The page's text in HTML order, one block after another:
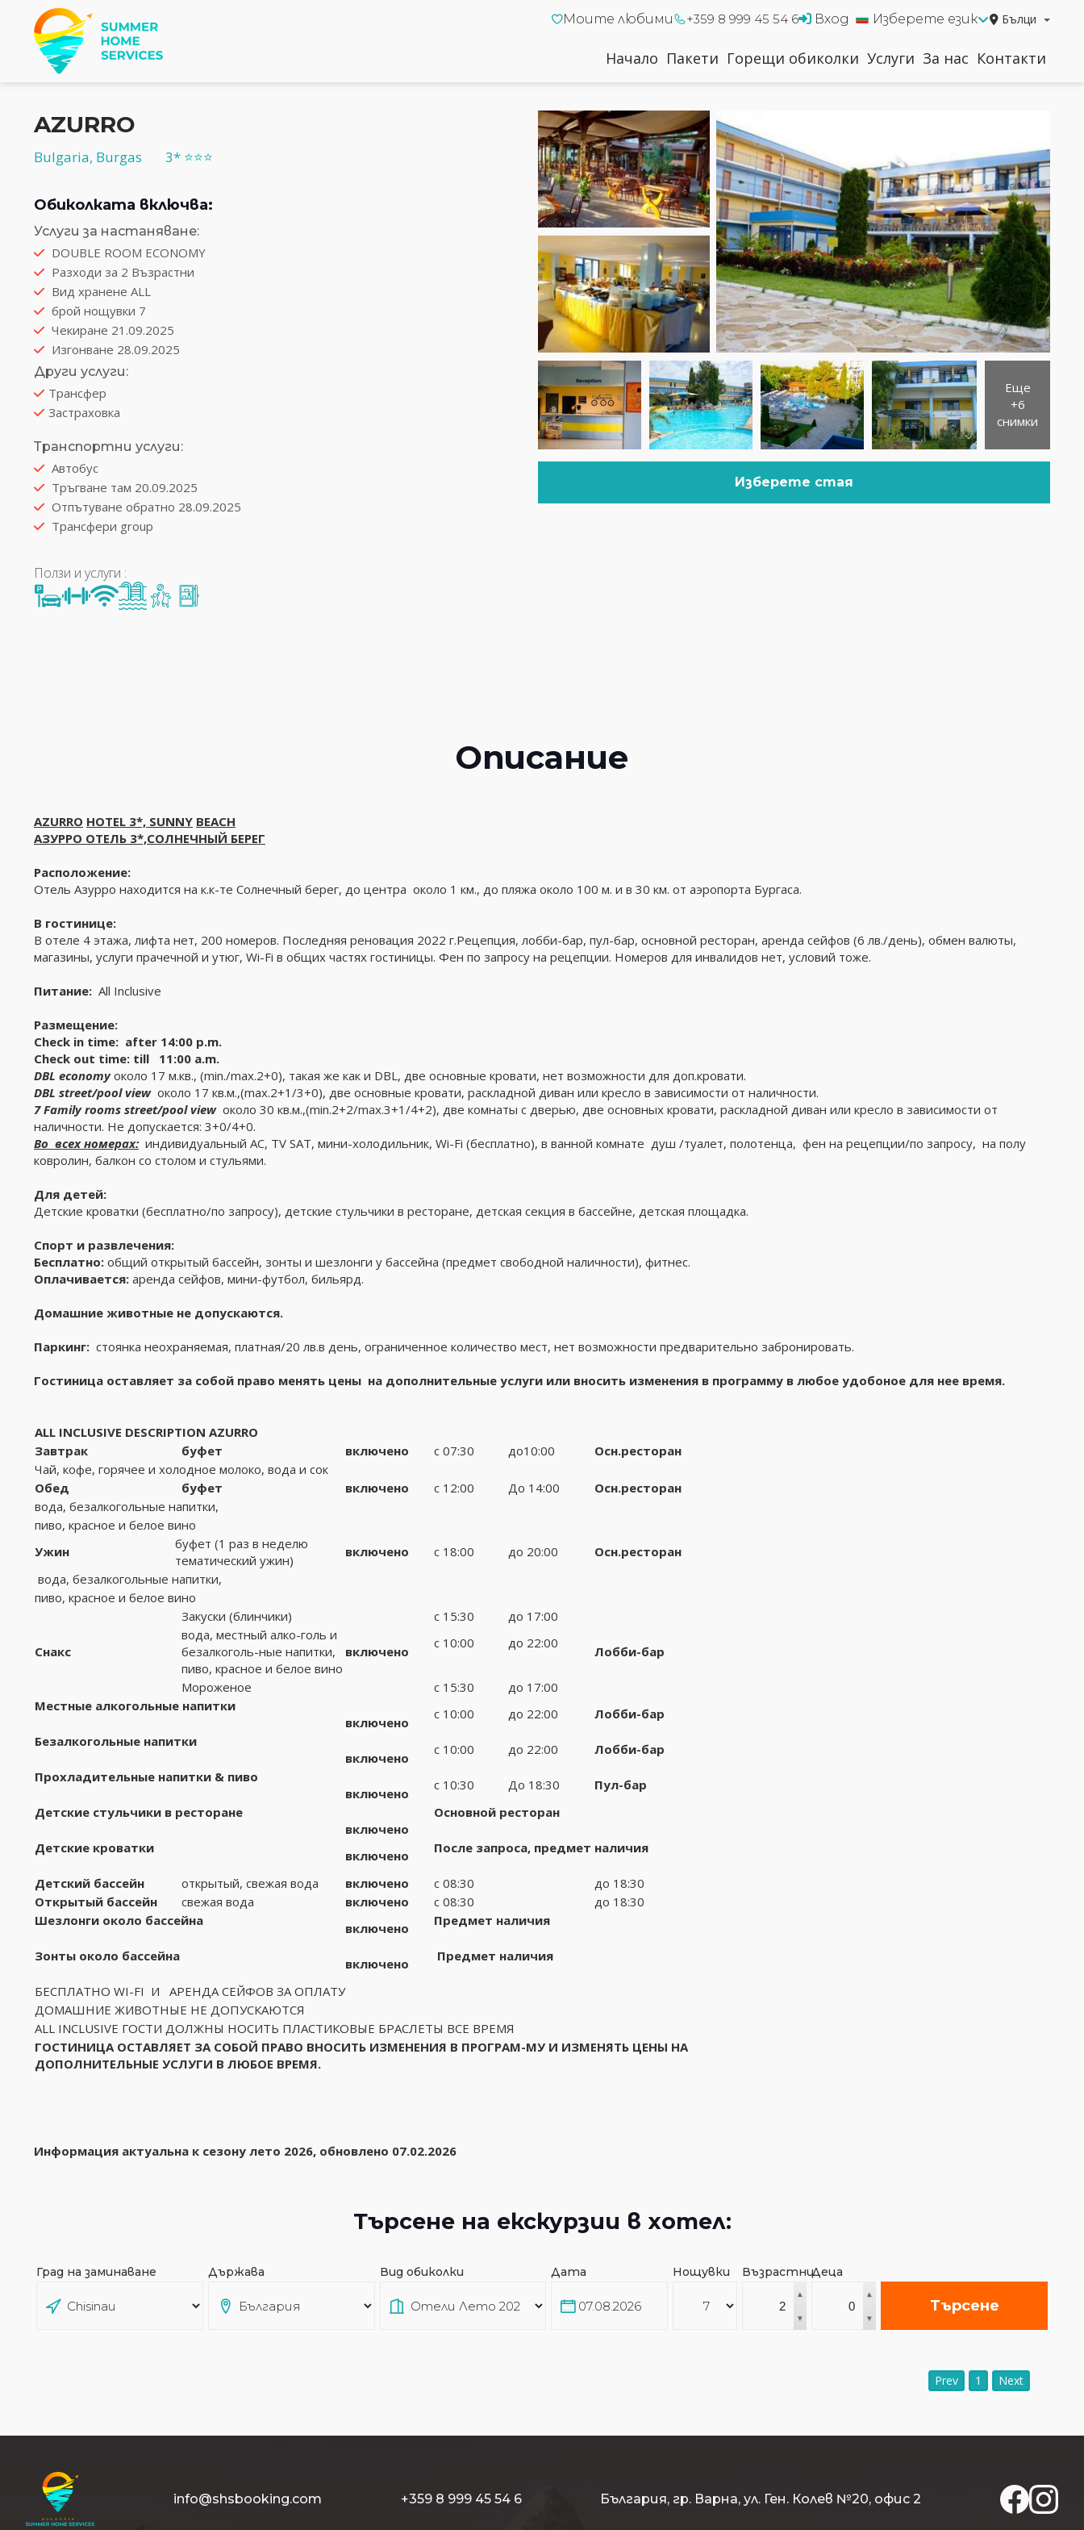
Моите любими +359 8 999 45 54 6 Вход Изберете език Бълци
Начало Пакети Горещи обиколки Услуги За нас Контакти
AZURRO
Bulgaria, Burgas 3* ⭐⭐⭐
Обиколката включва:
Услуги за настаняване:
DOUBLE ROOM ECONOMY
Разходи за 2 Възрастни
Вид хранене ALL
брой нощувки 7
Чекиране 21.09.2025
Изгонване 28.09.2025
Други услуги:
Трансфер
Застраховка
Транспортни услуги:
Автобус
Тръгване там 20.09.2025
Отпътуване обратно 28.09.2025
Трансфери group
Ползи и услуги :
Еще
+6
снимки
Изберете стая
Описание
AZURRO HOTEL 3*, SUNNY BEACH
АЗУРРО ОТЕЛЬ 3*,СОЛНЕЧНЫЙ БЕРЕГ
Расположение:
Отель Азурро находится на к.к-те Солнечный берег, до центра около 1 км., до пляжа около 100 м. и в 30 км. от аэропорта Бургаса.
В гостинице:
В отеле 4 этажа, лифта нет, 200 номеров. Последняя реновация 2022 г.Рецепция, лобби-бар, пул-бар, основной ресторан, аренда сейфов (6 лв./день), обмен валюты,
магазины, услуги прачечной и утюг, Wi-Fi в общих частях гостиницы. Фен по запросу на рецепции. Номеров для инвалидов нет, условий тоже.
Питание: All Inclusive
Размещение:
Check in time: after 14:00 p.m.
Check out time: till 11:00 a.m.
DBL economyоколо 17 м.кв., (min./max.2+0), такая же как и DBL, две основные кровати, нет возможности для доп.кровати.
DBL street/pool viewоколо 17 кв.м.,(max.2+1/3+0), две основные кровати, раскладной диван или кресло в зависимости от наличности.
7Family rooms street/pool viewоколо 30 кв.м.,(min.2+2/max.3+1/4+2), две комнаты с дверью, две основных кровати, раскладной диван или кресло в зависимости от
наличности. Не допускается: 3+0/4+0.
Во всех номерах: индивидуальный AC, TV SAT, мини-холодильник, Wi-Fi (бесплатно), в ванной комнате душ /туалет, полотенца, фен на рецепции/по запросу, на полу
ковролин, балкон со столом и стульями.
Для детей:
Детские кроватки (бесплатно/по запросу), детские стульчики в ресторане, детская секция в бассейне, детская площадка.
Спорт и развлечения:
Бесплатно: общий открытый бассейн, зонты и шезлонги у бассейна (предмет свободной наличности), фитнес.
Оплачивается: аренда сейфов, мини-футбол, бильярд.
Домашние животные не допускаются.
Паркинг: стоянка неохраняемая, платная/20 лв.в день, ограниченное количество мест, нет возможности предварительно забронировать.
Гостиница оставляет за собой право менять цены на дополнительные услуги или вносить изменения в программу в любое удобоное для нее время.
ALL INCLUSIVE DESCRIPTION AZURRO
Завтрак
буфет включено с 07:30 до10:00
Осн.ресторан
Чай, кофе, горячее и холодное молоко, вода и сок
Обед
буфет включено с 12:00 До 14:00
Осн.ресторан
вода, безалкогольные напитки,
пиво, красное и белое вино
Ужин
буфет (1 раз в неделю
тематический ужин)
включено с 18:00 до 20:00
Осн.ресторан
вода, безалкогольные напитки,
пиво, красное и белое вино
Снакс
Закуски (блинчики)
включено
с 15:30 до 17:00
Лобби-бар
вода, местный алко-голь и
безалкоголь-ные напитки,
пиво, красное и белое вино
с 10:00 до 22:00
Мороженое с 15:30
до 17:00
Местные алкогольные напитки
включено
с 10:00 до 22:00
Лобби-бар
Безалкогольные напитки
включено
с 10:00 до 22:00
Лобби-бар
Прохладительные напитки & пиво
включено
с 10:30 До 18:30
Пул-бар
Детские стульчики в ресторане
включено
Основной ресторан
Детские кроватки включено После запроса, предмет наличия
Детский бассейн открытый, свежая вода включено с 08:30
до 18:30
Открытый бассейн свежая вода включено с 08:30
до 18:30
Шезлонги около бассейна
включено Предмет наличия
Зонты около бассейна включено Предмет наличия
БЕСПЛАТНО WI-FI И АРЕНДА СЕЙФОВ ЗА ОПЛАТУ
ДОМАШНИЕ ЖИВОТНЫЕ НЕ ДОПУСКАЮТСЯ
ALL INCLUSIVE ГОСТИ ДОЛЖНЫ НОСИТЬ ПЛАСТИКОВЫЕ БРАСЛЕТЫ ВСЕ ВРЕМЯ
ГОСТИНИЦА ОСТАВЛЯЕТ ЗА СОБОЙ ПРАВО ВНОСИТЬ ИЗМЕНЕНИЯ В ПРОГРАМ-МУ И ИЗМЕНЯТЬ ЦЕНЫ НА
ДОПОЛНИТЕЛЬНЫЕ УСЛУГИ В ЛЮБОЕ ВРЕМЯ.
Информация актуальна к сезону лето 2026, обновлено 07.02.2026
Търсене на екскурзии в хотел:
Град на заминаване Държава Вид обиколки Дата Нощувки Възрастни
▴
▾
Деца
▴
▾
Търсене
Prev 1 Next
info@shsbooking.com +359 8 999 45 54 6 България, гр. Варна, ул. Ген. Колев №20, офис 2